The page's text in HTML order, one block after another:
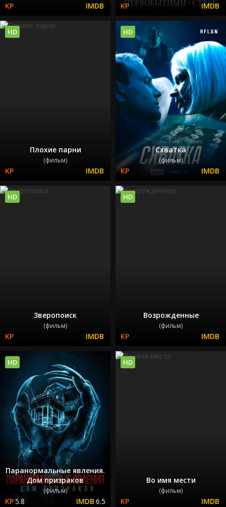
Плохие парни
(фильм)
HD
Схватка
(фильм)
HD
Зверопоиск
(фильм)
HD
Возрожденные
(фильм)
HD
Паранормальные явления.
Дом призраков
(фильм)
5.8 6.5
HD
Во имя мести
(фильм)
HD